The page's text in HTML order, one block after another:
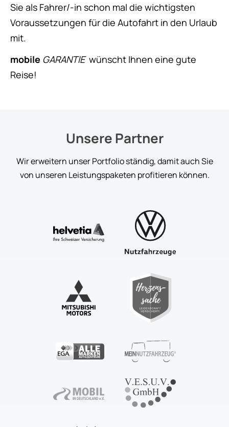
Sie als Fahrer/-in schon mal die wichtigsten
Voraussetzungen für die Autofahrt in den Urlaub
mit.
mobile GARANTIE wünscht Ihnen eine gute
Reise!
Unsere Partner
Wir erweitern unser Portfolio ständig, damit auch Sie
von unseren Leistungspaketen profitieren können.